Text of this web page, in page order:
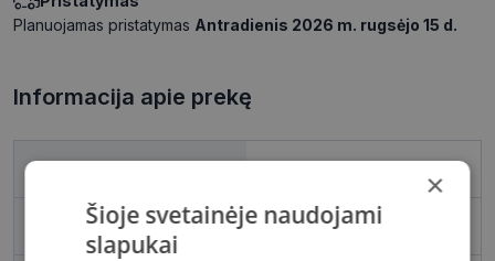
Planuojamas pristatymas Antradienis 2026 m. rugsėjo 15 d.
Informacija apie prekę
Diametras 14.2
×
Šioje svetainėje naudojami
slapukai